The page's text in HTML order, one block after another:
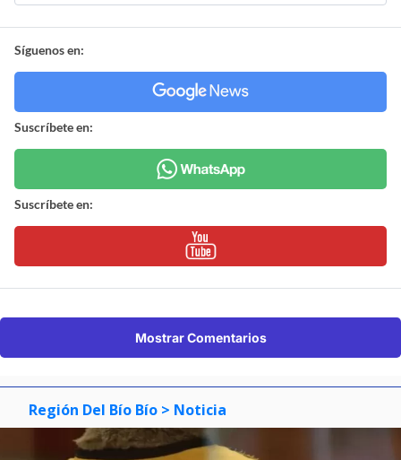
Síguenos en:
Suscríbete en:
Suscríbete en:
Mostrar Comentarios
Región Del Bío Bío > Noticia